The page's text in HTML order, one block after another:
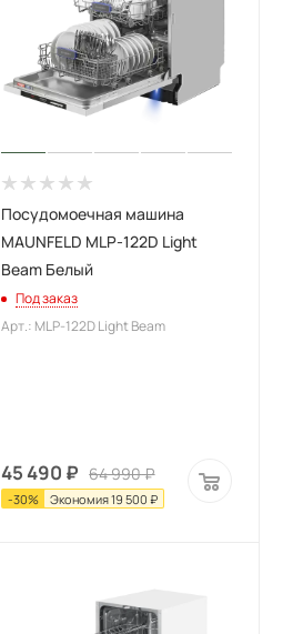
Посудомоечная машина
MAUNFELD MLP-122D Light
Beam Белый
Под заказ
Арт.: MLP-122D Light Beam
45 490 ₽ 64 990₽
-30% Экономия19 500 ₽